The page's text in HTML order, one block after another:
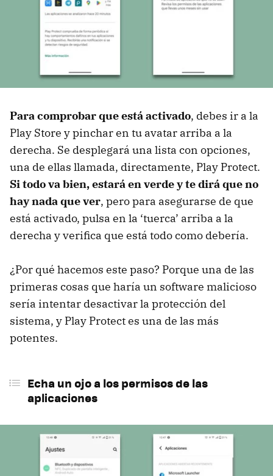
Para comprobar que está activado, debes ir a la
Play Store y pinchar en tu avatar arriba a la
derecha. Se desplegará una lista con opciones,
una de ellas llamada, directamente, Play Protect.
Si todo va bien, estará en verde y te dirá que no
hay nada que ver, pero para asegurarse de que
está activado, pulsa en la ‘tuerca’ arriba a la
derecha y verifica que está todo como debería.
¿Por qué hacemos este paso? Porque una de las
primeras cosas que haría un software malicioso
sería intentar desactivar la protección del
sistema, y Play Protect es una de las más
potentes.
Echa un ojo a los permisos de las
aplicaciones